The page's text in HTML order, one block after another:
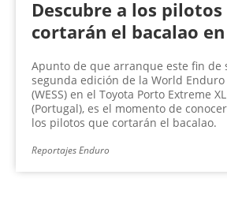
Descubre a los pilotos
cortarán el bacalao en
Apunto de que arranque este fin de
segunda edición de la World Enduro
(WESS) en el Toyota Porto Extreme
(Portugal), es el momento de
los pilotos que cortarán el bacalao.
Reportajes Enduro